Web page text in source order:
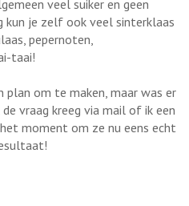
veel suiker en geen
kun je zelf ook veel sinterklaas
pepernoten,
taai!
om te maken, maar was er
vraag kreeg via mail of ik een
moment om ze nu eens echt